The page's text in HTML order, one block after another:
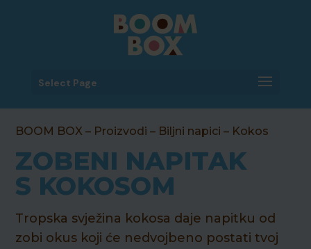
Select Page
BOOM BOX – Proizvodi – Biljni napici – Kokos
ZOBENI NAPITAK
S KOKOSOM
Tropska svježina kokosa daje napitku od
zobi okus koji će nedvojbeno postati tvoj